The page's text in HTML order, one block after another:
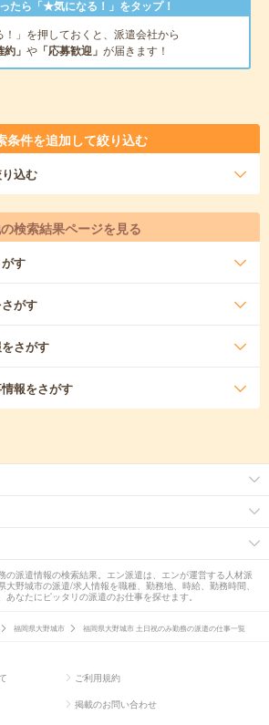
たら「★気になる！」をタップ！
！」を押しておくと、派遣会社から
約」 や 「応募歓迎」 が届きます！
条件を追加して絞り込む
込む
検索結果ページを見る
す
がす
さがす
報をさがす
の派遣情報の検索結果。エン派遣は、エンが運営する人材派
野城市の派遣/求人情報を職種、勤務地、時給、勤務時間、
なたにピッタリの派遣のお仕事を探せます。
福岡県大野城市 福岡県大野城市 土日祝のみ勤務の派遣の仕事一覧
ご利用規約
掲載のお問い合わせ